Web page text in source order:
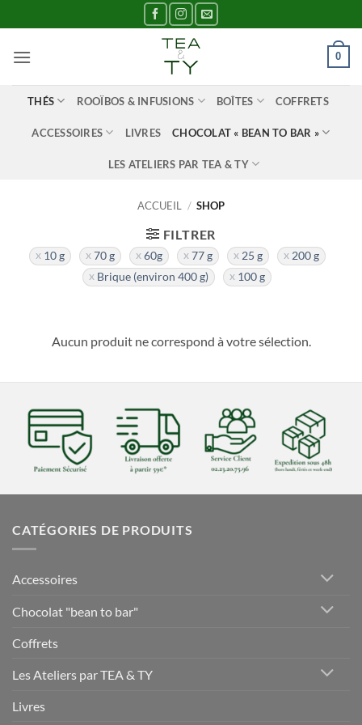
au
contenu
0
THÉS ROOÏBOS & INFUSIONS BOÎTES COFFRETS
ACCESSOIRES LIVRES CHOCOLAT « BEAN TO BAR »
LES ATELIERS PAR TEA & TY
ACCUEIL / SHOP
FILTRER
10 g 70 g 60g 77 g 25 g
200 g
Brique (environ 400 g)
100 g
Aucun produit ne correspond à votre sélection.
CATÉGORIES DE PRODUITS
Accessoires
Chocolat "bean to bar"
Coffrets
Les Ateliers par TEA & TY
Livres